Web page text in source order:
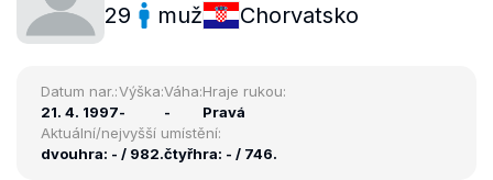
29 muž Chorvatsko
Datum nar.:
21. 4. 1997
Výška:
-
Váha:
-
Hraje rukou:
Pravá
Aktuální/nejvyšší umístění:
dvouhra: - / 982.čtyřhra: - / 746.